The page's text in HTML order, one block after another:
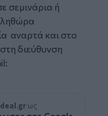
σεμινάρια ή
αναρτά και στο
διεύθυνση
ως